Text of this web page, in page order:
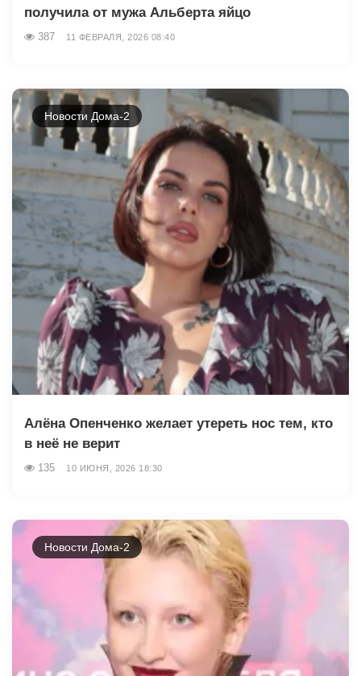
получила от мужа Альберта яйцо
387 11 ФЕВРАЛЯ, 2026 08:40
Новости Дома-2
Алёна Опенченко желает утереть нос тем, кто
в неё не верит
135 10 ИЮНЯ, 2026 18:30
Новости Дома-2